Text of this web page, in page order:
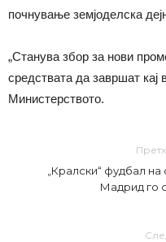
почнување земјоделска
„Станува збор за нови
средствата да завршат кај
Министерството.
„Кралски“ фудбал
Мадрид го